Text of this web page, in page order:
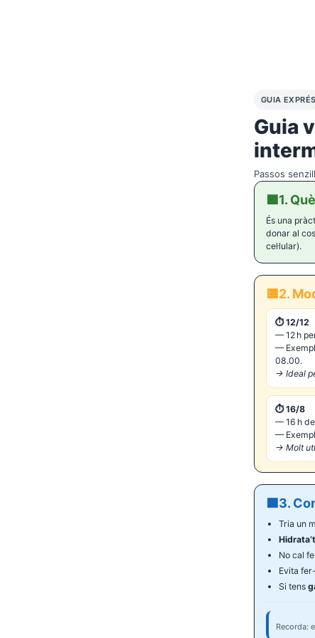
GUIA EXPRÉS
Guia
Passos
🟩1.
És una
donar al
cel·lular).
🟨2.
⏱️ 12/12
— 12 h
—
08.00.
→ Ideal
⏱️ 16/8
— 16 h
—
→ Molt
🟦3.
Tria un
Hidrata’t
No cal
Evita
Si tens
Recorda: